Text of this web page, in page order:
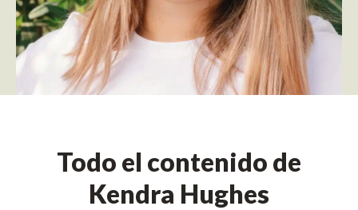
Todo el contenido de
Kendra Hughes